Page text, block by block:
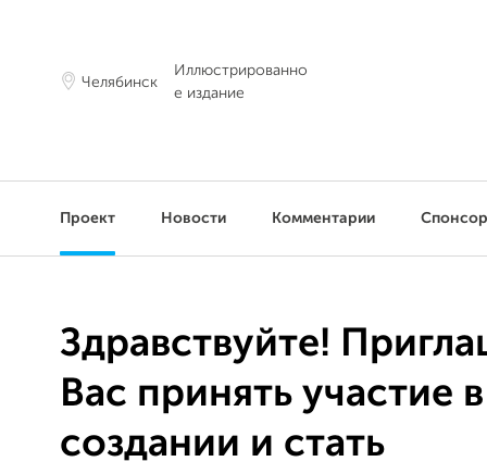
Челябинск
Иллюстрированно
е издание
Проект Новости Комментарии
Здравствуйте!
Вас принять участие в
создании и стать